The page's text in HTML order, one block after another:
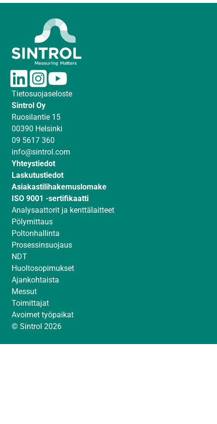
L
i
n
k
e
d
I
n
I
n
s
a
g
r
a
m
u
Tietosuojaseloste
Sintrol Oy
Ruosilantie 15
00390 Helsinki
09 5617 360
info@sintrol.com
Yhteystiedot
Laskutustiedot
Asiakastilihakemuslomake
ISO 9001 -sertifikaatti
Analysaattorit ja kenttälaitteet
Pölymittaus
Poltonhallinta
Prosessinsuojaus
NDT
Huoltosopimukset
Ajankohtaista
Messut
Toimittajat
Avoimet työpaikat
© Sintrol 2026